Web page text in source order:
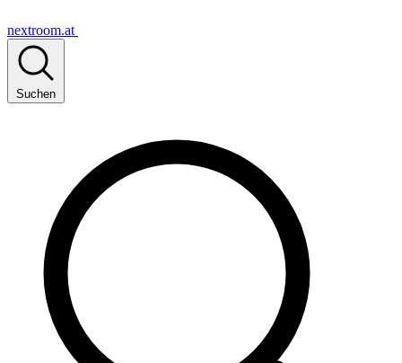
nextroom.at
Suchen